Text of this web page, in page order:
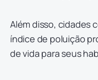
Além disso, cidades
índice de poluição
de vida para seus